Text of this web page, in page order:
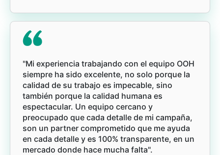
"Mi experiencia trabajando con el equipo OOH
siempre ha sido excelente, no solo porque la
calidad de su trabajo es impecable, sino
también porque la calidad humana es
espectacular. Un equipo cercano y
preocupado que cada detalle de mi campaña,
son un partner comprometido que me ayuda
en cada detalle y es 100% transparente, en un
mercado donde hace mucha falta".